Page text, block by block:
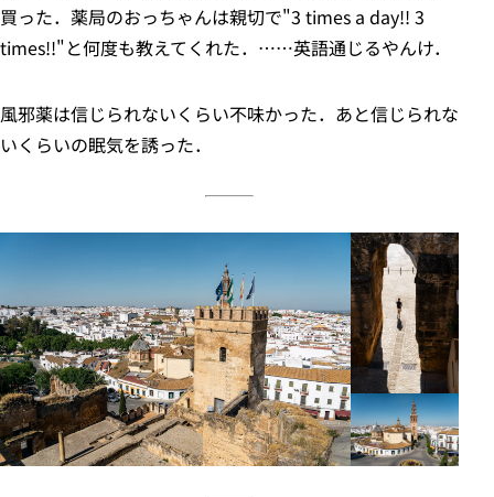
買った．薬局のおっちゃんは親切で"3 times a day!! 3
times!!"と何度も教えてくれた．……英語通じるやんけ．
風邪薬は信じられないくらい不味かった．あと信じられな
いくらいの眠気を誘った．